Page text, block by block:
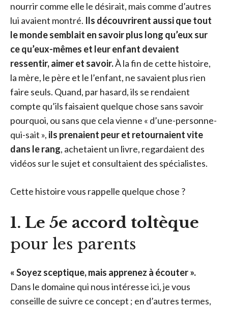
nourrir comme elle le désirait, mais comme d’autres
lui avaient montré. Ils découvrirent aussi que tout
le monde semblait en savoir plus long qu’eux sur
ce qu’eux-mêmes et leur enfant devaient
ressentir, aimer et savoir.À la fin de cette histoire,
la mère, le père et le l’enfant, ne savaient plus rien
faire seuls. Quand, par hasard, ils se rendaient
compte qu’ils faisaient quelque chose sans savoir
pourquoi, ou sans que cela vienne « d’une-personne-
qui-sait », ils prenaient peur et retournaient vite
dans le rang, achetaient un livre, regardaient des
vidéos sur le sujet et consultaient des spécialistes.
Cette histoire vous rappelle quelque chose ?
1. Le 5e accord toltèque
pour les parents
« Soyez sceptique, mais apprenez à écouter ».
Dans le domaine qui nous intéresse ici, je vous
conseille de suivre ce concept ; en d’autres termes,